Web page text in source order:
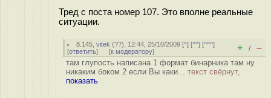
Тред с поста номер 107. Это вполне реальные
ситуации.
8.145 ,vitek (??), 12:44, 25/10/2009 [^] [^^] [^^^]
[ответить] [к модератору] + / –
там глупость написана 1 формат бинарника там ну
никаким боком 2 если Вы каки... текст свёрнут,
показать